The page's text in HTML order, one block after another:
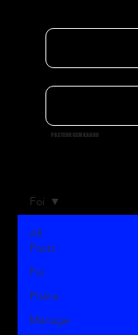
PASTEUR GEM KAKOU
All
Posts
Foi
Prière
Mariage
Foi